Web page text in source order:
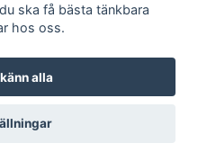
ska få bästa tänkbara
hos oss.
alla